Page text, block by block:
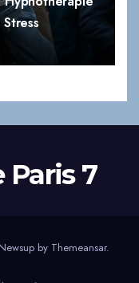
Paris 7
Newsup by Themeansar.